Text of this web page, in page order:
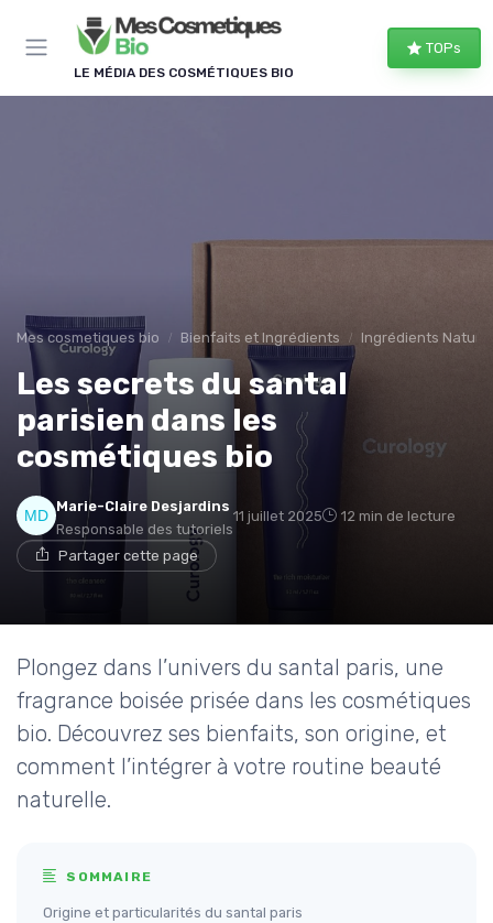
LE MÉDIA DES COSMÉTIQUES BIO
TOPs
Mes cosmetiques bio Bienfaits et Ingrédients Ingrédients
Les secrets du santal
parisien dans les
cosmétiques bio
Marie-Claire Desjardins
Responsable des tutoriels
11 juillet 2025 12 min de lecture
Partager cette page
Plongez dans l’univers du santal paris, une
fragrance boisée prisée dans les cosmétiques
bio. Découvrez ses bienfaits, son origine, et
comment l’intégrer à votre routine beauté
naturelle.
SOMMAIRE
Origine et particularités du santal paris
Panneau de gestion des cookies